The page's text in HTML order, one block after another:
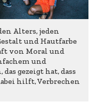
Alters, jeden
und Hautfarbe
von Moral und
und
gezeigt hat, dass
hilft, Verbrechen